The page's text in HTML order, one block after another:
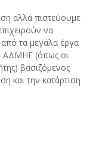
αλλά πιστεύουμε
να
τα μεγάλα έργα
ο ΑΔΜΗΕ (όπως οι
βασιζόμενος
και την κατάρτιση